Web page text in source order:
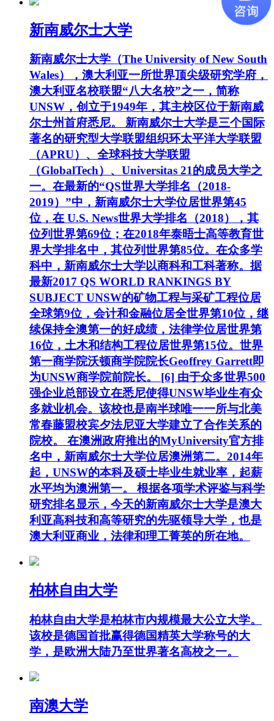
新南威尔士大学
新南威尔士大学（The University of New South
Wales），澳大利亚一所世界顶尖级研究学府，
澳大利亚名校联盟“八大名校”之一，简称
UNSW，创立于1949年，其主校区位于新南威
尔士州首府悉尼。 新南威尔士大学是三个国际
著名的研究型大学联盟组织环太平洋大学联盟
（APRU）、全球科技大学联盟
（GlobalTech）、Universitas 21的成员大学之
一。在最新的“QS世界大学排名（2018-
2019）”中，新南威尔士大学位居世界第45
位，在 U.S. News世界大学排名（2018），其
位列世界第69位；在2018年泰晤士高等教育世
界大学排名中，其位列世界第85位。在众多学
科中，新南威尔士大学以商科和工科著称。据
最新2017 QS WORLD RANKINGS BY
SUBJECT UNSW的矿物工程与采矿工程位居
全球第9位，会计和金融位居全世界第10位，继
续保持全澳第一的好成绩，法律学位居世界第
16位，土木和结构工程位居世界第15位。世界
第一商学院沃顿商学院院长Geoffrey Garrett即
为UNSW商学院前院长。 [6] 由于众多世界500
强企业总部设立在悉尼使得UNSW毕业生有众
多就业机会。该校也是南半球唯一一所与北美
常春藤盟校宾夕法尼亚大学建立了合作关系的
院校。 在澳洲政府推出的MyUniversity官方排
名中，新南威尔士大学位居澳洲第二。2014年
起，UNSW的本科及硕士毕业生就业率，起薪
水平均为澳洲第一。 根据各项学术评鉴与科学
研究排名显示，今天的新南威尔士大学是澳大
利亚高科技和高等研究的先驱领导大学，也是
澳大利亚商业，法律和理工菁英的所在地。
柏林自由大学
柏林自由大学是柏林市内规模最大公立大学。
该校是德国首批赢得德国精英大学称号的大
学，是欧洲大陆乃至世界著名高校之一。
南澳大学